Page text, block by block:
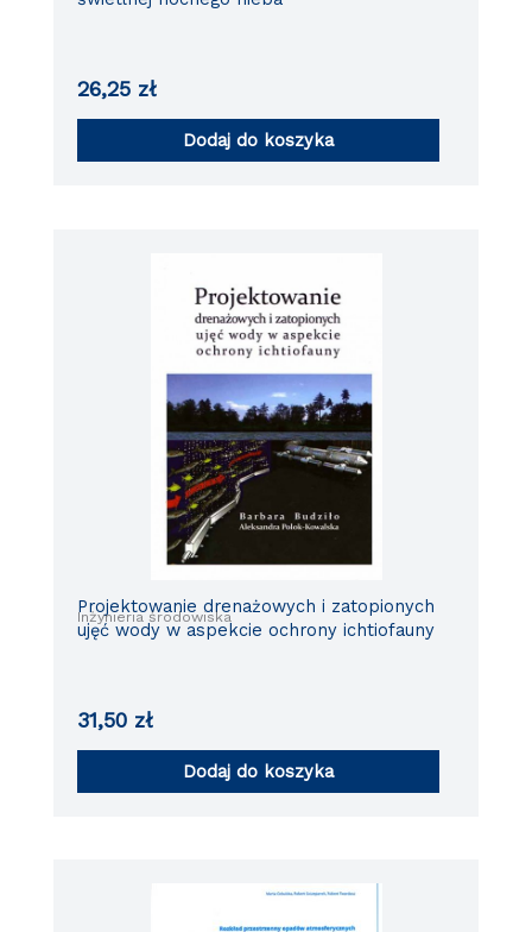
26,25 zł
Dodaj do koszyka
Inżynieria środowiska
Projektowanie drenażowych i zatopionych
ujęć wody w aspekcie ochrony ichtiofauny
31,50 zł
Dodaj do koszyka